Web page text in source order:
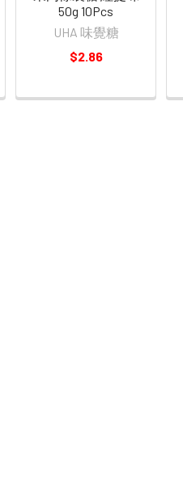
50g 10Pcs
UHA 味覺糖
$2.86